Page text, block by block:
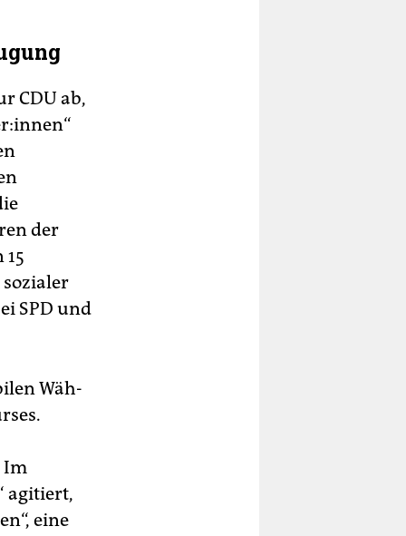
CDU ab,
der
sozialer
SPD und
Wäh­
Im
agitiert,
eine